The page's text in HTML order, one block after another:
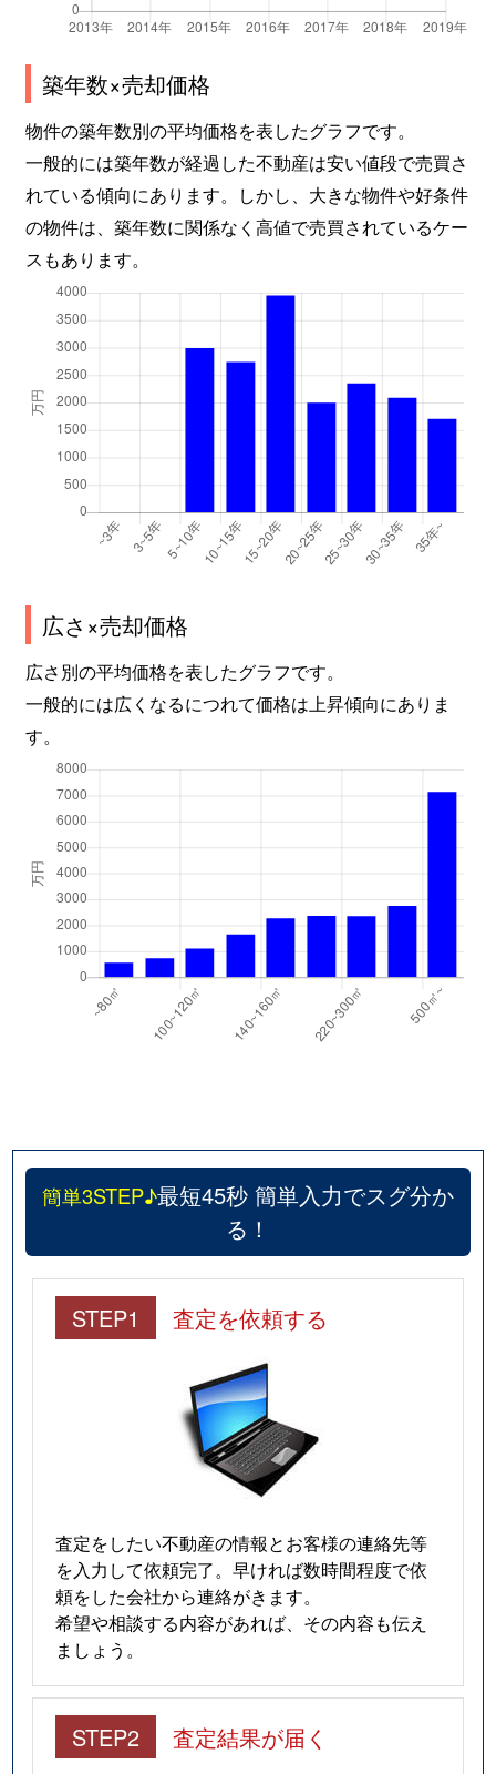
築年数×売却価格
物件の築年数別の平均価格を表したグラフです。
一般的には築年数が経過した不動産は安い値段で売買さ
れている傾向にあります。しかし、大きな物件や好条件
の物件は、築年数に関係なく高値で売買されているケー
スもあります。
広さ×売却価格
広さ別の平均価格を表したグラフです。
一般的には広くなるにつれて価格は上昇傾向にありま
す。
簡単3STEP♪最短45秒 簡単入力でスグ分か
る！
STEP1 査定を依頼する
査定をしたい不動産の情報とお客様の連絡先等
を入力して依頼完了。早ければ数時間程度で依
頼をした会社から連絡がきます。
希望や相談する内容があれば、その内容も伝え
ましょう。
STEP2 査定結果が届く